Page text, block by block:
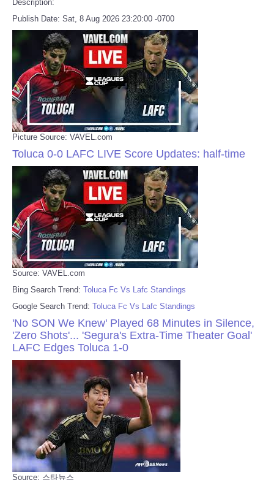
Description:
Publish Date: Sat, 8 Aug 2026 23:20:00 -0700
Picture Source: VAVEL.com
Toluca 0-0 LAFC LIVE Score Updates: half-time
Source: VAVEL.com
Bing Search Trend: Toluca Fc Vs Lafc Standings
Google Search Trend: Toluca Fc Vs Lafc Standings
'No SON We Knew' Played 68 Minutes in Silence,
'Zero Shots'... 'Segura's Extra-Time Theater Goal'
LAFC Edges Toluca 1-0
Source: 스타뉴스